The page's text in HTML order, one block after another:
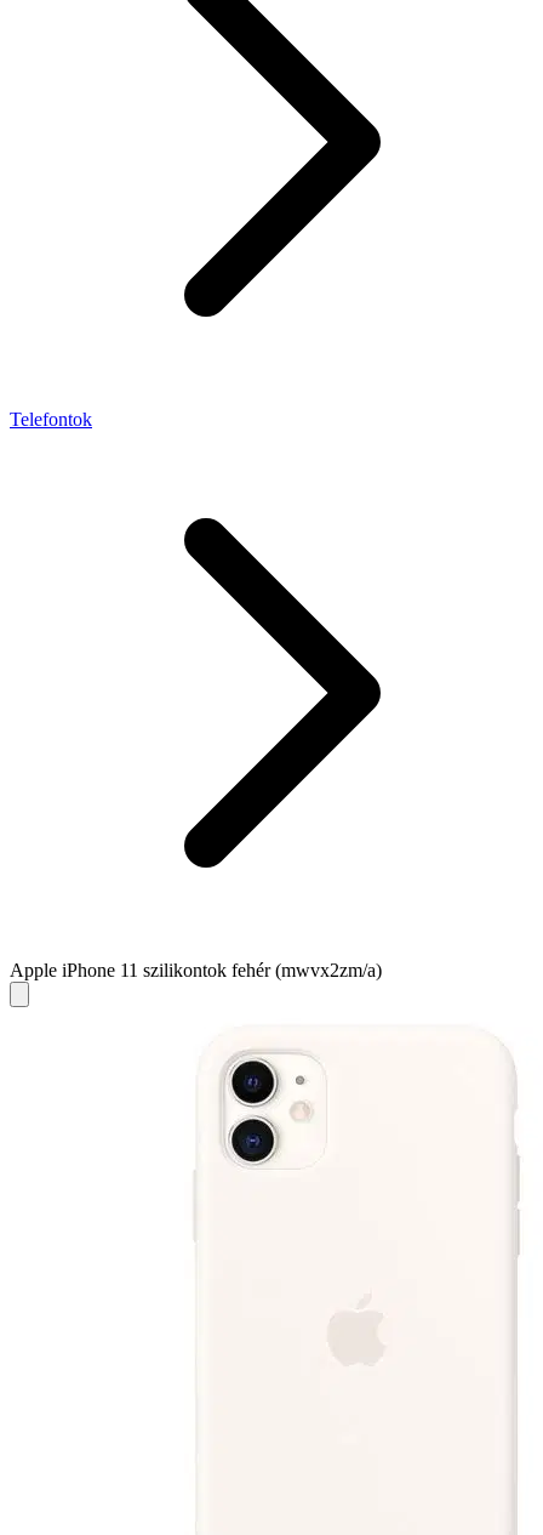
Telefontok
Apple iPhone 11 szilikontok fehér (mwvx2zm/a)